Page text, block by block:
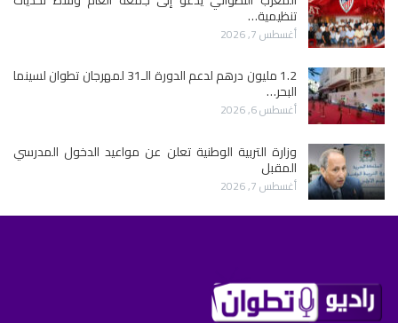
تنظيمية…
أغسطس 7, 2026
1.2 مليون درهم لدعم الدورة الـ31 لمهرجان تطوان لسينما
البحر…
أغسطس 6, 2026
وزارة التربية الوطنية تعلن عن مواعيد الدخول المدرسي
المقبل
أغسطس 7, 2026